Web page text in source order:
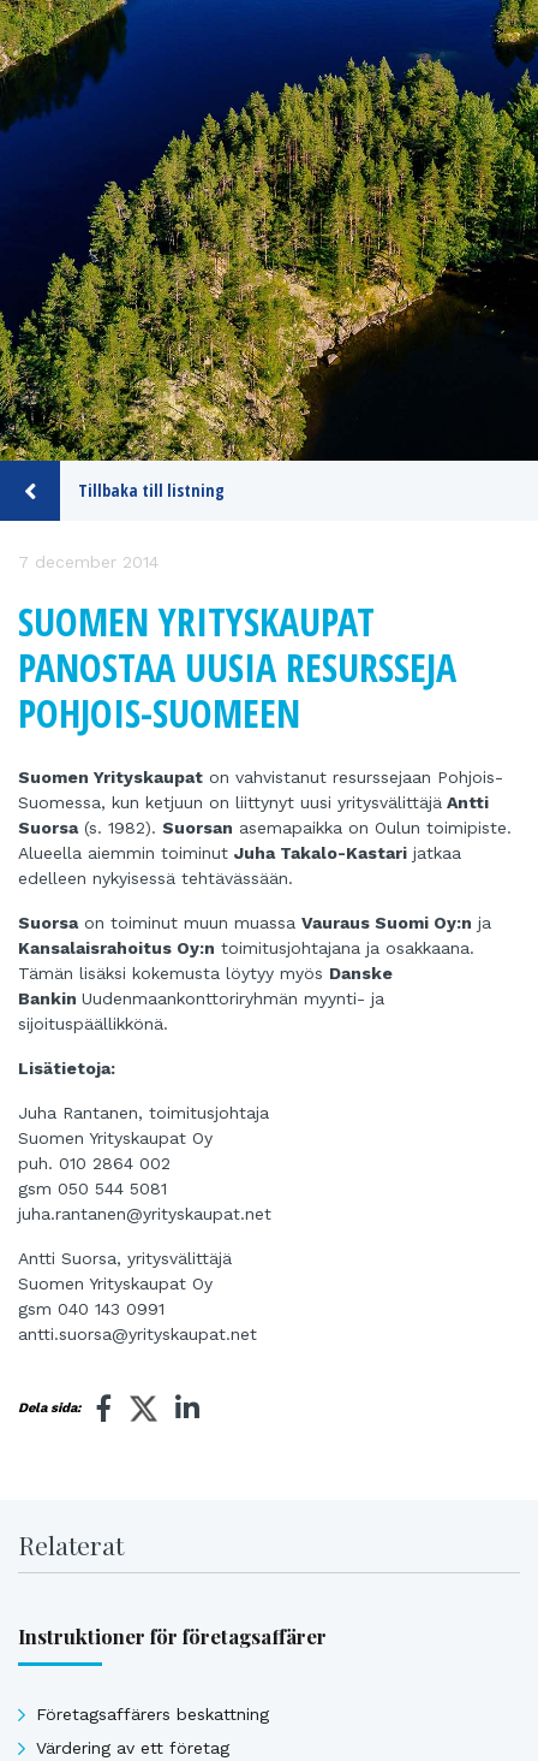
Tillbaka till listning
7 december 2014
SUOMEN YRITYSKAUPAT
PANOSTAA UUSIA RESURSSEJA
POHJOIS-SUOMEEN
Suomen Yrityskaupat on vahvistanut resurssejaan Pohjois-
Suomessa, kun ketjuun on liittynyt uusi yritysvälittäjä Antti
Suorsa(s. 1982). Suorsan asemapaikka on Oulun toimipiste.
Alueella aiemmin toiminut Juha Takalo-Kastari jatkaa
edelleen nykyisessä tehtävässään.
Suorsaon toiminut muun muassa Vauraus Suomi Oy:n ja
Kansalaisrahoitus Oy:n toimitusjohtajana ja osakkaana.
Tämän lisäksi kokemusta löytyy myös Danske
Bankin Uudenmaankonttoriryhmän myynti- ja
sijoituspäällikkönä.
Lisätietoja:
Juha Rantanen, toimitusjohtaja
Suomen Yrityskaupat Oy
puh. 010 2864 002
gsm 050 544 5081
juha.rantanen@yrityskaupat.net
Antti Suorsa, yritysvälittäjä
Suomen Yrityskaupat Oy
gsm 040 143 0991
antti.suorsa@yrityskaupat.net
Dela sida:
Relaterat
Instruktioner för företagsaffärer
Företagsaffärers beskattning
Värdering av ett företag